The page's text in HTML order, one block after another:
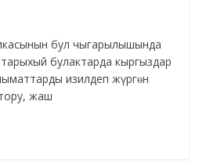
бул чыгарылышында
булактарда кыргыздар
изилдеп жүргɵн
жаш